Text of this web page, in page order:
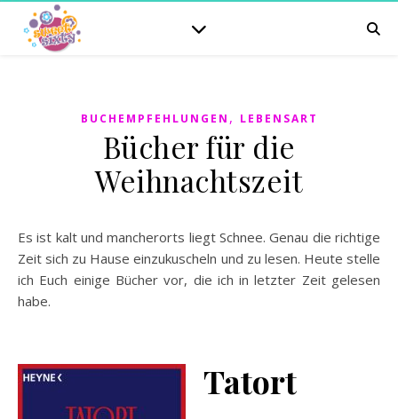
BUCHEMPFEHLUNGEN , LEBENSART
Bücher für die
Weihnachtszeit
Es ist kalt und mancherorts liegt Schnee. Genau die richtige
Zeit sich zu Hause einzukuscheln und zu lesen. Heute stelle
ich Euch einige Bücher vor, die ich in letzter Zeit gelesen
habe.
Tatort